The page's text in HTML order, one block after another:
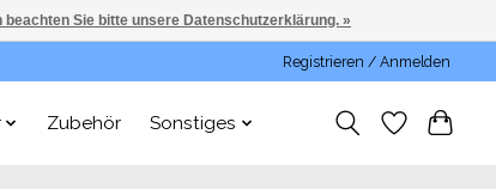
Registrieren / Anmelden
Zubehör Sonstiges
beachten Sie bitte unsere Datenschutzerklärung. »